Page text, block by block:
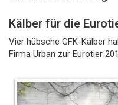
Kälber für die
Vier hübsche GFK-Kälber
Firma Urban zur Eurotier